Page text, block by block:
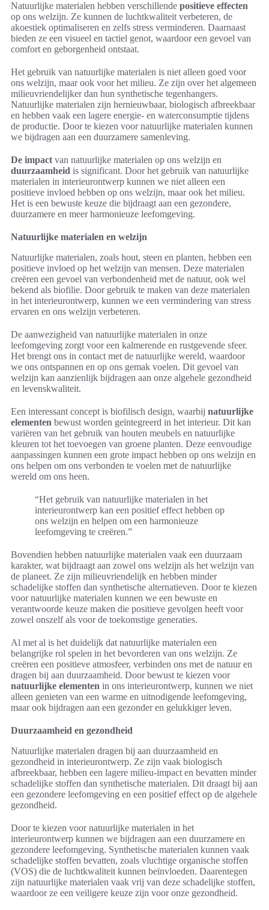
Natuurlijke materialen hebben verschillende positieve effecten
op ons welzijn. Ze kunnen de luchtkwaliteit verbeteren, de
akoestiek optimaliseren en zelfs stress verminderen. Daarnaast
bieden ze een visueel en tactiel genot, waardoor een gevoel van
comfort en geborgenheid ontstaat.
Het gebruik van natuurlijke materialen is niet alleen goed voor
ons welzijn, maar ook voor het milieu. Ze zijn over het algemeen
milieuvriendelijker dan hun synthetische tegenhangers.
Natuurlijke materialen zijn hernieuwbaar, biologisch afbreekbaar
en hebben vaak een lagere energie- en waterconsumptie tijdens
de productie. Door te kiezen voor natuurlijke materialen kunnen
we bijdragen aan een duurzamere samenleving.
De impact van natuurlijke materialen op ons welzijn en
duurzaamheid is significant. Door het gebruik van natuurlijke
materialen in interieurontwerp kunnen we niet alleen een
positieve invloed hebben op ons welzijn, maar ook het milieu.
Het is een bewuste keuze die bijdraagt aan een gezondere,
duurzamere en meer harmonieuze leefomgeving.
Natuurlijke materialen en welzijn
Natuurlijke materialen, zoals hout, steen en planten, hebben een
positieve invloed op het welzijn van mensen. Deze materialen
creëren een gevoel van verbondenheid met de natuur, ook wel
bekend als biofilie. Door gebruik te maken van deze materialen
in het interieurontwerp, kunnen we een vermindering van stress
ervaren en ons welzijn verbeteren.
De aanwezigheid van natuurlijke materialen in onze
leefomgeving zorgt voor een kalmerende en rustgevende sfeer.
Het brengt ons in contact met de natuurlijke wereld, waardoor
we ons ontspannen en op ons gemak voelen. Dit gevoel van
welzijn kan aanzienlijk bijdragen aan onze algehele gezondheid
en levenskwaliteit.
Een interessant concept is biofilisch design, waarbij natuurlijke
elementen bewust worden geïntegreerd in het interieur. Dit kan
variëren van het gebruik van houten meubels en natuurlijke
kleuren tot het toevoegen van groene planten. Deze eenvoudige
aanpassingen kunnen een grote impact hebben op ons welzijn en
ons helpen om ons verbonden te voelen met de natuurlijke
wereld om ons heen.
“Het gebruik van natuurlijke materialen in het
interieurontwerp kan een positief effect hebben op
ons welzijn en helpen om een harmonieuze
leefomgeving te creëren.”
Bovendien hebben natuurlijke materialen vaak een duurzaam
karakter, wat bijdraagt aan zowel ons welzijn als het welzijn van
de planeet. Ze zijn milieuvriendelijk en hebben minder
schadelijke stoffen dan synthetische alternatieven. Door te kiezen
voor natuurlijke materialen kunnen we een bewuste en
verantwoorde keuze maken die positieve gevolgen heeft voor
zowel onszelf als voor de toekomstige generaties.
Al met al is het duidelijk dat natuurlijke materialen een
belangrijke rol spelen in het bevorderen van ons welzijn. Ze
creëren een positieve atmosfeer, verbinden ons met de natuur en
dragen bij aan duurzaamheid. Door bewust te kiezen voor
natuurlijke elementen in ons interieurontwerp, kunnen we niet
alleen genieten van een warme en uitnodigende leefomgeving,
maar ook bijdragen aan een gezonder en gelukkiger leven.
Duurzaamheid en gezondheid
Natuurlijke materialen dragen bij aan duurzaamheid en
gezondheid in interieurontwerp. Ze zijn vaak biologisch
afbreekbaar, hebben een lagere milieu-impact en bevatten minder
schadelijke stoffen dan synthetische materialen. Dit draagt bij aan
een gezondere leefomgeving en een positief effect op de algehele
gezondheid.
Door te kiezen voor natuurlijke materialen in het
interieurontwerp kunnen we bijdragen aan een duurzamere en
gezondere leefomgeving. Synthetische materialen kunnen vaak
schadelijke stoffen bevatten, zoals vluchtige organische stoffen
(VOS) die de luchtkwaliteit kunnen beïnvloeden. Daarentegen
zijn natuurlijke materialen vaak vrij van deze schadelijke stoffen,
waardoor ze een veiligere keuze zijn voor onze gezondheid.